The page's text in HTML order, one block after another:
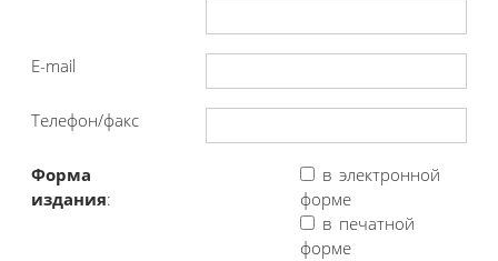
E-mail
Телефон/факс
Форма
издания:
в электронной
форме
в печатной
форме